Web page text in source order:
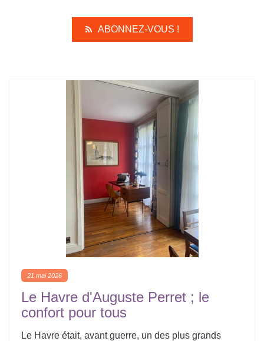
ABONNEZ-VOUS !
21 mai 2026
Le Havre d'Auguste Perret ; le
confort pour tous
Le Havre était, avant guerre, un des plus grands